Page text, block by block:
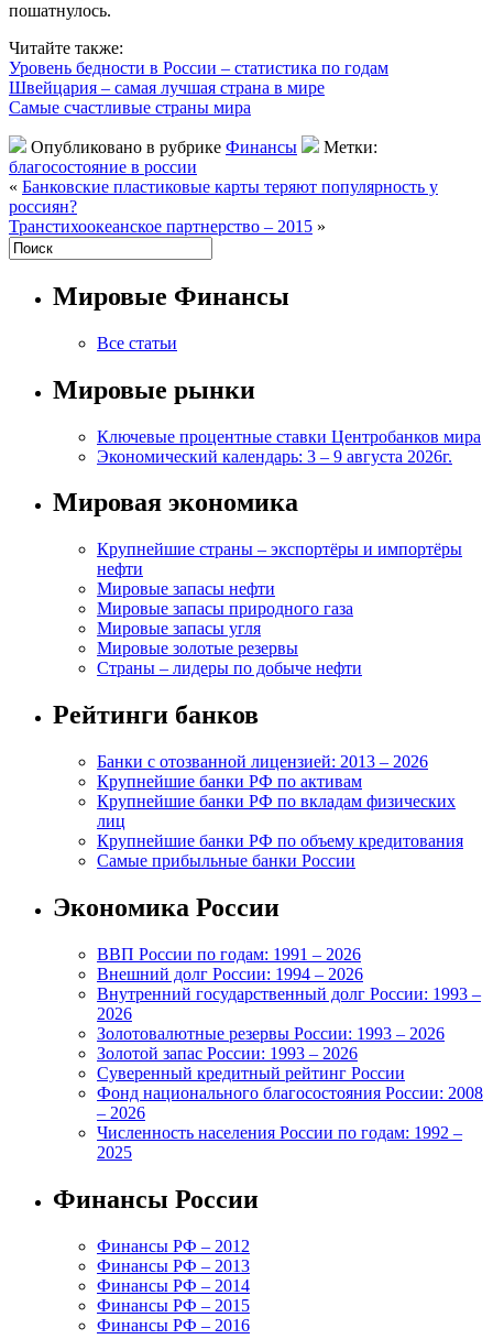
пошатнулось.
Читайте также:
Уровень бедности в России – статистика по годам
Швейцария – самая лучшая страна в мире
Самые счастливые страны мира
Опубликовано в рубрике Финансы
Метки:
благосостояние в россии
« Банковские пластиковые карты теряют популярность у
россиян?
Транстихоокеанское партнерство – 2015 »
Мировые Финансы
Все статьи
Мировые рынки
Ключевые процентные ставки Центробанков мира
Экономический календарь: 3 – 9 августа 2026г.
Мировая экономика
Крупнейшие страны – экспортёры и импортёры
нефти
Мировые запасы нефти
Мировые запасы природного газа
Мировые запасы угля
Мировые золотые резервы
Страны – лидеры по добыче нефти
Рейтинги банков
Банки с отозванной лицензией: 2013 – 2026
Крупнейшие банки РФ по активам
Крупнейшие банки РФ по вкладам физических
лиц
Крупнейшие банки РФ по объему кредитования
Самые прибыльные банки России
Экономика России
ВВП России по годам: 1991 – 2026
Внешний долг России: 1994 – 2026
Внутренний государственный долг России: 1993 –
2026
Золотовалютные резервы России: 1993 – 2026
Золотой запас России: 1993 – 2026
Суверенный кредитный рейтинг России
Фонд национального благосостояния России: 2008
– 2026
Численность населения России по годам: 1992 –
2025
Финансы России
Финансы РФ – 2012
Финансы РФ – 2013
Финансы РФ – 2014
Финансы РФ – 2015
Финансы РФ – 2016